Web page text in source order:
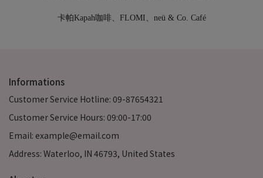
卡帕Kapah咖啡、FLOMI、neü & Co. Café
Informations
Customer Service Hotline: 09-87654321
Customer Service Hours: 09:00-17:00
Email: example@email.com
Address: Waterloo, IN 46793, United States